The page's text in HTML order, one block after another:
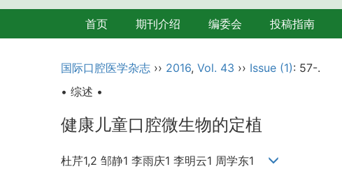
首页 期刊介绍 编委会 投稿指南
国际口腔医学杂志 ›› 2016, Vol. 43 ›› Issue (1): 57-.
• 综述 •
健康儿童口腔微生物的定植
杜芹1,2 邹静1 李雨庆1 李明云1 周学东1